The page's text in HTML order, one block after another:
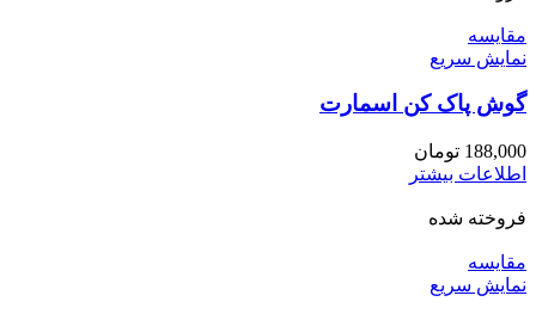
مقايسه
نمایش سریع
گوش پاک کن اسمارت
188,000 تومان
اطلاعات بیشتر
فروخته شده
مقايسه
نمایش سریع